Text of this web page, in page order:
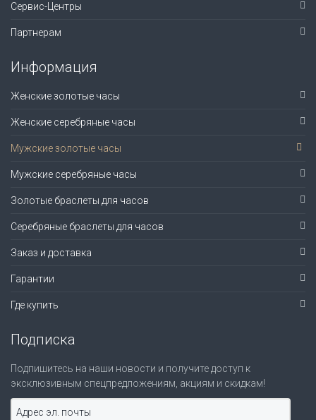
Сервис-Центры
Партнерам
Информация
Женские золотые часы
Женские серебряные часы
Мужские золотые часы
Мужские серебряные часы
Золотые браслеты для часов
Серебряные браслеты для часов
Заказ и доставка
Гарантии
Где купить
Подписка
Подпишитесь на наши новости и получите доступ к
эксклюзивным спецпредложениям, акциям и скидкам!